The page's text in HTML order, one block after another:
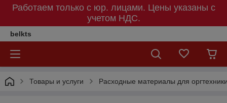
Работаем только с юр. лицами. Цены указаны c
учетом НДС.
belkts
Товары и услуги Расходные материалы для